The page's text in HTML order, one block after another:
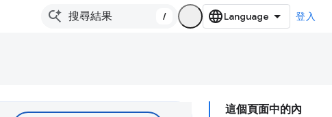
/ 登入
這個頁面中的內